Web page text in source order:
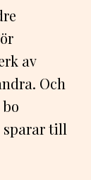
av
Och
sparar till